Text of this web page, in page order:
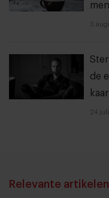
3
de
24
Relevante artikelen